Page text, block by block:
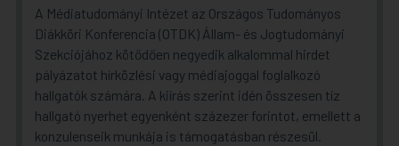
A Médiatudományi Intézet az Országos Tudományos
Diákköri Konferencia (OTDK) Állam- és Jogtudományi
Szekciójához kötődően negyedik alkalommal hirdet
pályázatot hírközlési vagy médiajoggal foglalkozó
hallgatók számára. A kiírás szerint idén összesen tíz
hallgató nyerhet egyenként százezer forintot, emellett a
konzulenseik munkája is támogatásban részesül.